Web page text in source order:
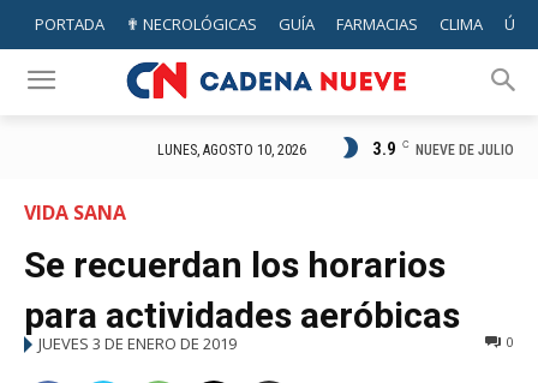
PORTADA ✟ NECROLÓGICAS GUÍA FARMACIAS CLIMA
LUNES, AGOSTO 10, 2026 3.9 C NUEVE DE JULIO
VIDA SANA
Se recuerdan los horarios
para actividades aeróbicas
JUEVES 3 DE ENERO DE 2019 0